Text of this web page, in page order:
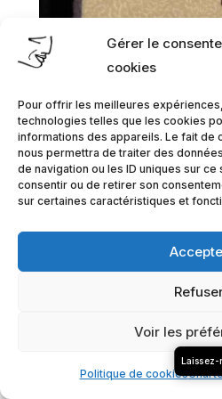
Gérer le
cookies
Pour offrir les meilleures
technologies telles que les cookies
informations des appareils. Le fait de
nous permettra de traiter des
de navigation ou les ID uniques sur ce
consentir ou de retirer son
sur certaines caractéristiques et
Voir les
Politique de cookies
Double cube
Prix sur demande
COMMANDER
Laissez-